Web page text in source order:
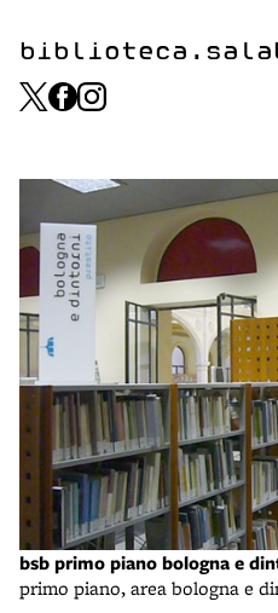
bsb primo piano bologna e
primo piano, area bologna e